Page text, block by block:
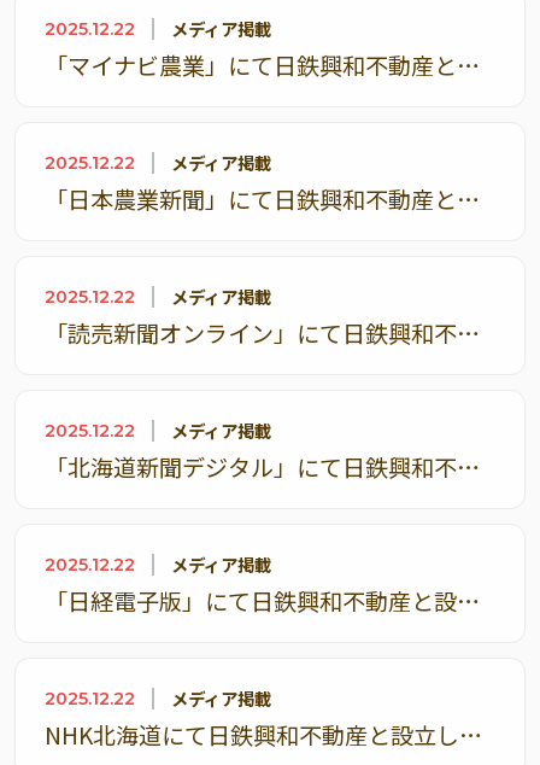
2025.12.22 メディア掲載
「マイナビ農業」にて日鉄興和不動産と設立した合弁会社「日鉄興和不動産農業」に関する記事が掲載されました
2025.12.22 メディア掲載
「日本農業新聞」にて日鉄興和不動産と設立した合弁会社「日鉄興和不動産農業」に関する記事が掲載されました
2025.12.22 メディア掲載
「読売新聞オンライン」にて日鉄興和不動産と設立した合弁会社「日鉄興和不動産農業」に関する記事が掲載されました
2025.12.22 メディア掲載
「北海道新聞デジタル」にて日鉄興和不動産と設立した合弁会社「日鉄興和不動産農業」に関する記事が掲載されました
2025.12.22 メディア掲載
「日経電子版」にて日鉄興和不動産と設立した合弁会社「日鉄興和不動産農業」に関する記事が掲載されました
2025.12.22 メディア掲載
NHK北海道にて日鉄興和不動産と設立した合弁会社「日鉄興和不動産農業」に関して取り上げられました